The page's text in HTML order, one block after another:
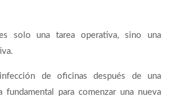
solo una tarea operativa, sino una
de oficinas después de una
fundamental para comenzar una nueva